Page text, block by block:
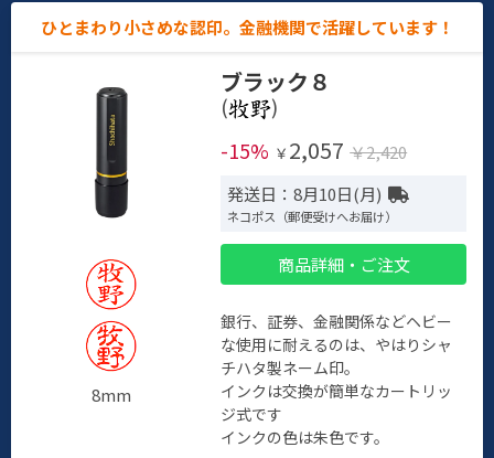
ひとまわり小さめな認印。金融機関で活躍しています！
8mm
ブラック８
(
)
-15% ￥ 2,057 ￥2,420
発送日：8月10日(月)
ネコポス（郵便受けへお届け）
商品詳細・ご注文
銀行、証券、金融関係などヘビー
な使用に耐えるのは、やはりシャ
チハタ製ネーム印。
インクは交換が簡単なカートリッ
ジ式です
インクの色は朱色です。